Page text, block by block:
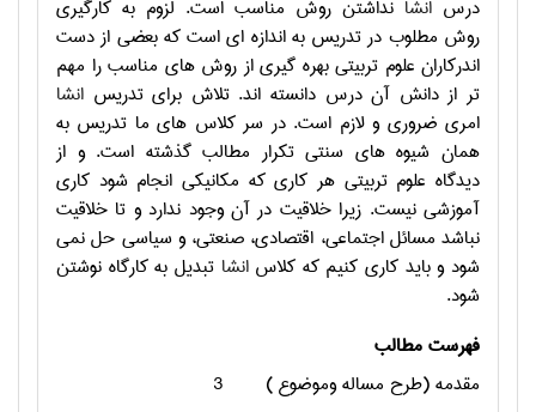
درس انشا نداشتن روش مناسب است. لزوم به کارگيري
روش مطلوب در تدريس به اندازه اي است که بعضي از دست
اندرکاران علوم تربيتي بهره گيري از روش هاي مناسب را مهم
تر از دانش آن درس دانسته اند. تلاش براي تدريس انشا
امري ضروري و لازم است. در سر کلاس هاي ما تدريس به
همان شيوه هاي سنتي تکرار مطالب گذشته است. و از
ديدگاه علوم تربيتي هر کاري که مکانيکي انجام شود کاري
آموزشي نيست. زيرا خلاقيت در آن وجود ندارد و تا خلاقيت
نباشد مسائل اجتماعي، اقتصادي، صنعتي، و سياسي حل نمي
شود و بايد کاري کنيم که کلاسانشا تبديل به کارگاه نوشتن
شود.
فهرست مطالب
مقدمه (طرح مساله وموضوع )
3